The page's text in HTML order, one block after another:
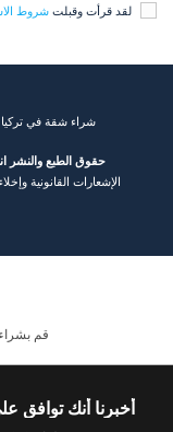
لقد قرأت وقبلت شروط
شراء شقة في تركيا
حقوق الطبع والنشر انطاليا هومز ©
الإشعارات القانونية
قم
أخبرنا أنك توافق